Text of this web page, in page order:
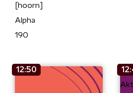
[hoorn]
Alpha
190
12:50